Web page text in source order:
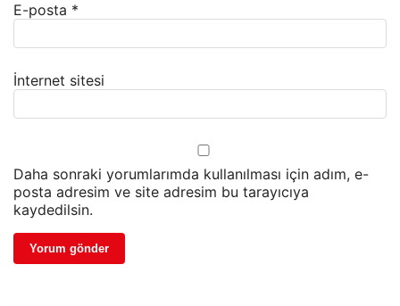
E-posta *
İnternet sitesi
Daha sonraki yorumlarımda kullanılması için adım, e-
posta adresim ve site adresim bu tarayıcıya
kaydedilsin.